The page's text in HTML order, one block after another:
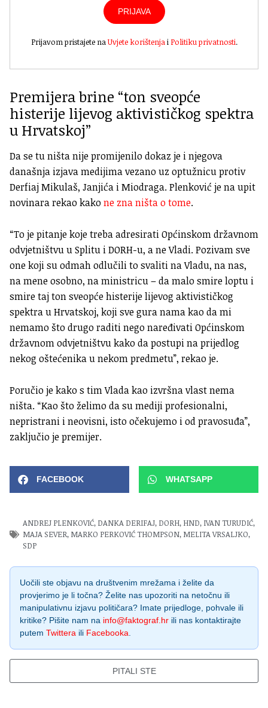
PRIJAVA
Prijavom pristajete naUvjete korištenjai Politiku privatnosti.
Premijera brine “ton sveopće
histerije lijevog aktivističkog spektra
u Hrvatskoj”
Da se tu ništa nije promijenilo dokaz je i njegova
današnja izjava medijima vezano uz optužnicu protiv
Derfiaj Mikulaš, Janjića i Miodraga. Plenković je na upit
novinara rekao kakone zna ništa o tome.
“To je pitanje koje treba adresirati Općinskom državnom
odvjetništvu u Splitu i DORH-u, a ne Vladi. Pozivam sve
one koji su odmah odlučili to svaliti na Vladu, na nas,
na mene osobno, na ministricu – da malo smire loptu i
smire taj ton sveopće histerije lijevog aktivističkog
spektra u Hrvatskoj, koji sve gura nama kao da mi
nemamo što drugo raditi nego naređivati Općinskom
državnom odvjetništvu kako da postupi na prijedlog
nekog oštećenika u nekom predmetu”, rekao je.
Poručio je kako s tim Vlada kao izvršna vlast nema
ništa. “Kao što želimo da su mediji profesionalni,
nepristrani i neovisni, isto očekujemo i od pravosuđa”,
zaključio je premijer.
FACEBOOK WHATSAPP
ANDREJ PLENKOVIĆ, DANKA DERIFAJ, DORH, HND, IVAN TURUDIĆ,
MAJA SEVER, MARKO PERKOVIĆ THOMPSON, MELITA VRSALJKO,
SDP
Uočili ste objavu na društvenim mrežama i želite da
provjerimo je li točna? Želite nas upozoriti na netočnu ili
manipulativnu izjavu političara? Imate prijedloge, pohvale ili
kritike? Pišite nam na info@faktograf.hr ili nas kontaktirajte
putem Twittera ili Facebooka
PITALI STE